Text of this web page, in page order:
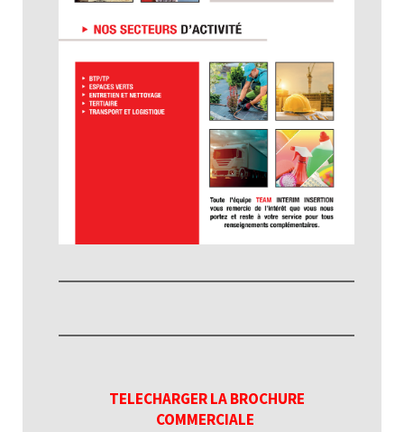
TELECHARGER LA BROCHURE
COMMERCIALE